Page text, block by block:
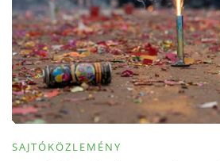
SAJTÓKÖZLEMÉNY